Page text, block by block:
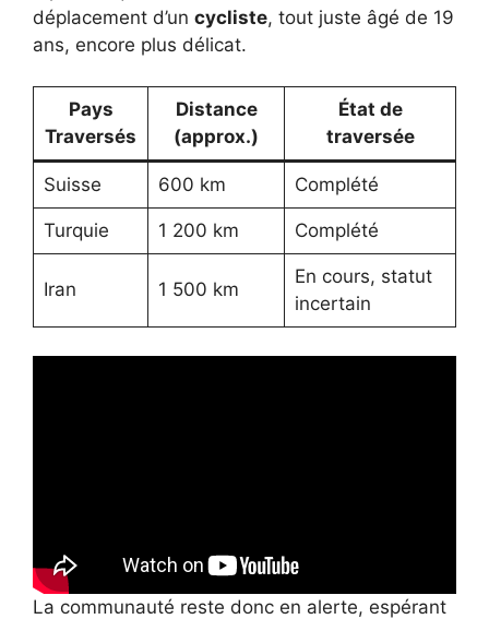
déplacement d’un cycliste, tout juste âgé de 19
ans, encore plus délicat.
Pays
Traversés
Distance
(approx.)
État de
traversée
Suisse 600 km Complété
Turquie 1 200 km Complété
Iran 1 500 km
En cours, statut
incertain
La communauté reste donc en alerte, espérant